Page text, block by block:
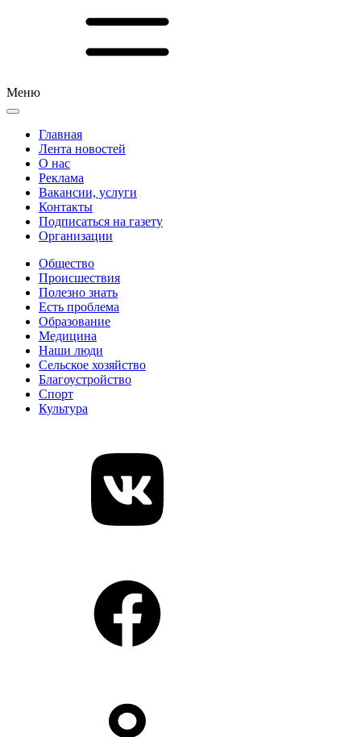
Меню
Главная
Лента новостей
О нас
Реклама
Вакансии, услуги
Контакты
Подписаться на газету
Организации
Общество
Происшествия
Полезно знать
Есть проблема
Образование
Медицина
Наши люди
Сельское хозяйство
Благоустройство
Спорт
Культура